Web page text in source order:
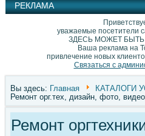
РЕКЛАМА
уважаемые посетители
ЗДЕСЬ МОЖЕТ
Ваша реклама на
привлечение новых
Связаться с
Вы здесь: Главная КАТАЛОГИ
Ремонт орг.тех, дизайн, фото, видео
Ремонт